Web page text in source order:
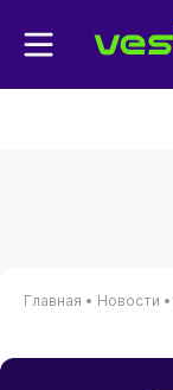
Главная • Новости •